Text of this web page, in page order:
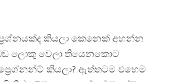
කියලා කෙනෙක් අහන්න
ලොකු වෙලා තියෙනකොට
කියලා? ඇත්තටම එහෙම